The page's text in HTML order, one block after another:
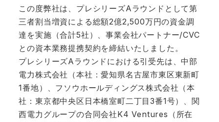
この度弊社は、プレシリーズAラウンドとして第
三者割当増資による総額2億2,500万円の資金調
達を実施（合計5社）、事業会社パートナー/CVC
との資本業務提携契約を締結いたしました。
プレシリーズAラウンドにおける引受先は、中部
電力株式会社（本社：愛知県名古屋市東区東新町
1番地）、フソウホールディングス株式会社（本
社：東京都中央区日本橋室町二丁目3番1号）、関
西電力グループの合同会社K4 Ventures（所在